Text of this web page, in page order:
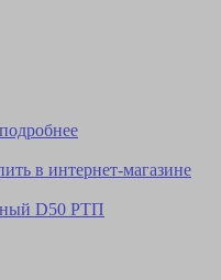
D50 РТП